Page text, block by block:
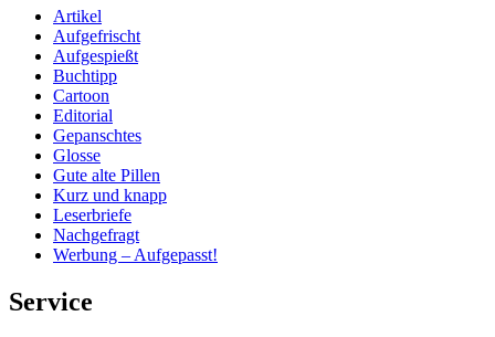
Artikel
Aufgefrischt
Aufgespießt
Buchtipp
Cartoon
Editorial
Gepanschtes
Glosse
Gute alte Pillen
Kurz und knapp
Leserbriefe
Nachgefragt
Werbung – Aufgepasst!
Service